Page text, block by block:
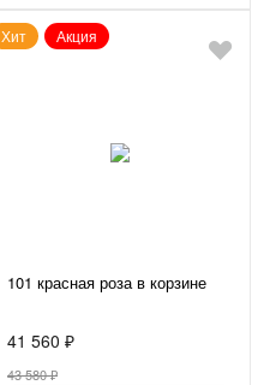
Хит Акция
101 красная роза в корзине
41 560 ₽
43 580 ₽